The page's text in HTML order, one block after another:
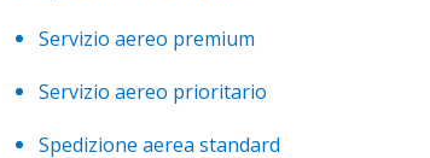
Servizio aereo premium
Servizio aereo prioritario
Spedizione aerea standard